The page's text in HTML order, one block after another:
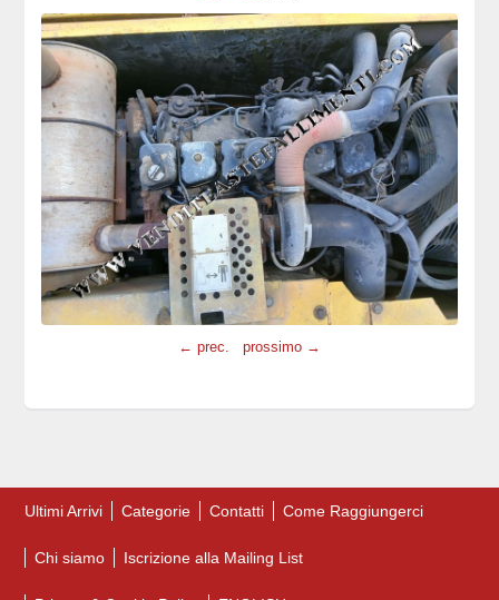
← prec. prossimo →
Ultimi Arrivi Categorie Contatti Come Raggiungerci
Chi siamo Iscrizione alla Mailing List